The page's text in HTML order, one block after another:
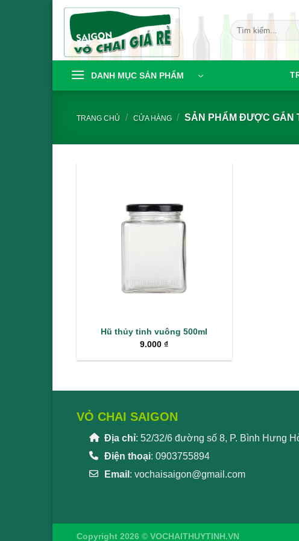
Tìm
kiếm:
DANH MỤC SẢN PHẨM
TRANG CHỦ / CỬA HÀNG / SẢN PHẨM ĐƯỢC GẮN
Hũ thủy tinh vuông 500ml
9.000₫
VỎ CHAI SAIGON
Địa chỉ: 52/32/6 đường số 8, P. Bình Hưng
Điện thoại: 0903755894
Email : vochaisaigon@gmail.com
Copyright 2026 © VOCHAITHUYTINH.VN